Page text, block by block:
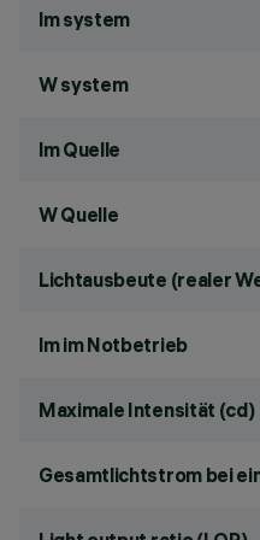
lm system
W system
lm Quelle
W Quelle
Lichtausbeute (realer
lm im Notbetrieb
Maximale Intensität (cd)
Gesamtlichtstrom bei